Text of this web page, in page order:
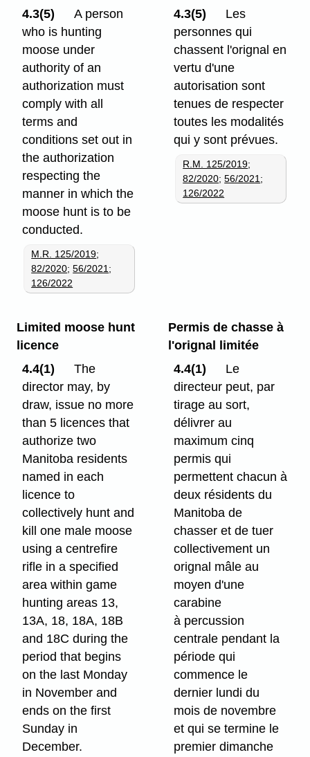
4.3(5)
A person
who is hunting
moose under
authority of an
authorization must
comply with all
terms and
conditions set out in
the authorization
respecting the
manner in which the
moose hunt is to be
conducted.
M.R. 125/2019;
82/2020;56/2021;
126/2022
4.3(5)
Les
personnes qui
chassent l'orignal en
vertu d'une
autorisation sont
tenues de respecter
toutes les modalités
qui y sont prévues.
R.M. 125/2019;
82/2020;56/2021;
126/2022
Limited moose hunt
licence
4.4(1)
The
director may, by
draw, issue no more
than 5 licences that
authorize two
Manitoba residents
named in each
licence to
collectively hunt and
kill one male moose
using a centrefire
rifle in a specified
area within game
hunting areas 13,
13A, 18, 18A, 18B
and 18C during the
period that begins
on the last Monday
in November and
ends on the first
Sunday in
December.
Permis de chasse à
l'orignal limitée
4.4(1)
Le
directeur peut, par
tirage au sort,
délivrer au
maximum cinq
permis qui
permettent chacun à
deux résidents du
Manitoba de
chasser et de tuer
collectivement un
orignal mâle au
moyen d'une
carabine
à percussion
centrale pendant la
période qui
commence le
dernier lundi du
mois de novembre
et qui se termine le
premier dimanche